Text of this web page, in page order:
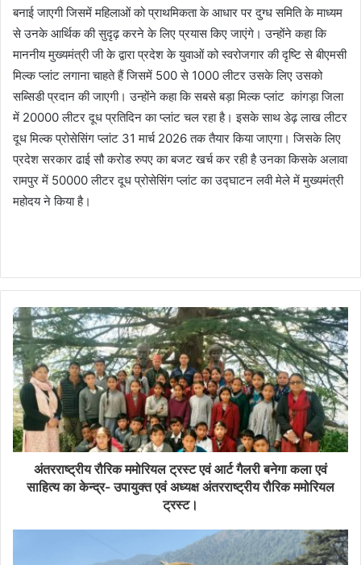
बनाई जाएगी जिसमें महिलाओं को प्राथमिकता के आधार पर दुग्ध समिति के माध्यम
से उनके आर्थिक की सुदृढ़ करने के लिए प्रयास किए जाएंगे। उन्होंने कहा कि
माननीय मुख्यमंत्री जी के द्वारा प्रदेश के युवाओं को स्वरोजगार की दृष्टि से बीएमसी
मिल्क प्लांट लगाना चाहते हैं जिसमें 500 से 1000 लीटर उसके लिए उसको
सब्सिडी प्रदान की जाएगी। उन्होंने कहा कि सबसे बड़ा मिल्क प्लांट कांगड़ा जिला
में 20000 लीटर दूध प्रतिदिन का प्लांट चल रहा है। इसके साथ डेढ़ लाख लीटर
दूध मिल्क प्रोसेसिंग प्लांट 31 मार्च 2026 तक तैयार किया जाएगा। जिसके लिए
प्रदेश सरकार ढाई सौ करोड रुपए का बजट खर्च कर रही है उनका किसके अलावा
रामपुर में 50000 लीटर दूध प्रोसेसिंग प्लांट का उद्घाटन लवी मेले में मुख्यमंत्री
महोदय ने किया है।
अंतरराष्ट्रीय रौरिक ममोरियल ट्रस्ट एवं आर्ट गैलरी बनेगा कला एवं
साहित्य का केन्द्र- उपायुक्त एवं अध्यक्ष अंतरराष्ट्रीय रौरिक ममोरियल
ट्रस्ट।